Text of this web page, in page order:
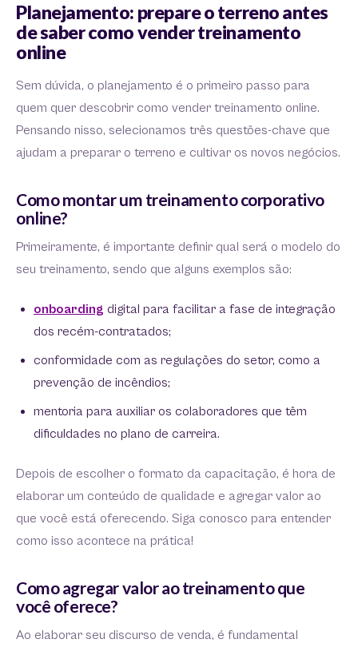
Planejamento: prepare o terreno antes
de saber como vender treinamento
online
Sem dúvida, o planejamento é o primeiro passo para
quem quer descobrir como vender treinamento online.
Pensando nisso, selecionamos três questões-chave que
ajudam a preparar o terreno e cultivar os novos negócios.
Como montar um treinamento corporativo
online?
Primeiramente, é importante definir qual será o modelo do
seu treinamento, sendo que alguns exemplos são:
onboarding digital para facilitar a fase de integração
dos recém-contratados;
conformidade com as regulações do setor, como a
prevenção de incêndios;
mentoria para auxiliar os colaboradores que têm
dificuldades no plano de carreira.
Depois de escolher o formato da capacitação, é hora de
elaborar um conteúdo de qualidade e agregar valor ao
que você está oferecendo. Siga conosco para entender
como isso acontece na prática!
Como agregar valor ao treinamento que
você oferece?
Ao elaborar seu discurso de venda, é fundamental